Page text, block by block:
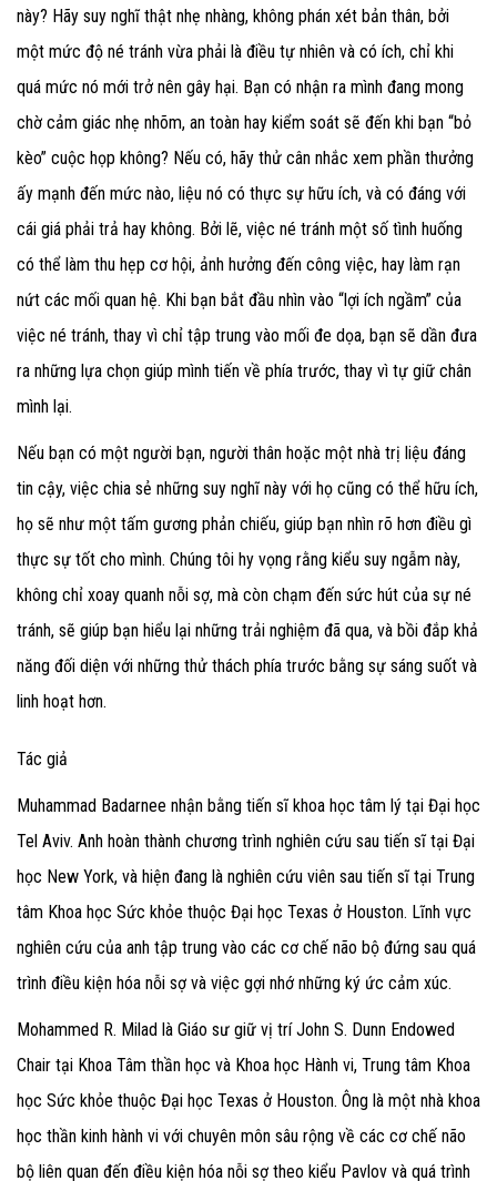
này? Hãy suy nghĩ thật nhẹ nhàng, không phán xét bản thân, bởi
một mức độ né tránh vừa phải là điều tự nhiên và có ích, chỉ khi
quá mức nó mới trở nên gây hại. Bạn có nhận ra mình đang mong
chờ cảm giác nhẹ nhõm, an toàn hay kiểm soát sẽ đến khi bạn “bỏ
kèo” cuộc họp không? Nếu có, hãy thử cân nhắc xem phần thưởng
ấy mạnh đến mức nào, liệu nó có thực sự hữu ích, và có đáng với
cái giá phải trả hay không. Bởi lẽ, việc né tránh một số tình huống
có thể làm thu hẹp cơ hội, ảnh hưởng đến công việc, hay làm rạn
nứt các mối quan hệ. Khi bạn bắt đầu nhìn vào “lợi ích ngầm” của
việc né tránh, thay vì chỉ tập trung vào mối đe dọa, bạn sẽ dần đưa
ra những lựa chọn giúp mình tiến về phía trước, thay vì tự giữ chân
mình lại.
Nếu bạn có một người bạn, người thân hoặc một nhà trị liệu đáng
tin cậy, việc chia sẻ những suy nghĩ này với họ cũng có thể hữu ích,
họ sẽ như một tấm gương phản chiếu, giúp bạn nhìn rõ hơn điều gì
thực sự tốt cho mình. Chúng tôi hy vọng rằng kiểu suy ngẫm này,
không chỉ xoay quanh nỗi sợ, mà còn chạm đến sức hút của sự né
tránh, sẽ giúp bạn hiểu lại những trải nghiệm đã qua, và bồi đắp khả
năng đối diện với những thử thách phía trước bằng sự sáng suốt và
linh hoạt hơn.
Tác giả
Muhammad Badarnee nhận bằng tiến sĩ khoa học tâm lý tại Đại học
Tel Aviv. Anh hoàn thành chương trình nghiên cứu sau tiến sĩ tại Đại
học New York, và hiện đang là nghiên cứu viên sau tiến sĩ tại Trung
tâm Khoa học Sức khỏe thuộc Đại học Texas ở Houston. Lĩnh vực
nghiên cứu của anh tập trung vào các cơ chế não bộ đứng sau quá
trình điều kiện hóa nỗi sợ và việc gợi nhớ những ký ức cảm xúc.
Mohammed R. Milad là Giáo sư giữ vị trí John S. Dunn Endowed
Chair tại Khoa Tâm thần học và Khoa học Hành vi, Trung tâm Khoa
học Sức khỏe thuộc Đại học Texas ở Houston. Ông là một nhà khoa
học thần kinh hành vi với chuyên môn sâu rộng về các cơ chế não
bộ liên quan đến điều kiện hóa nỗi sợ theo kiểu Pavlov và quá trình